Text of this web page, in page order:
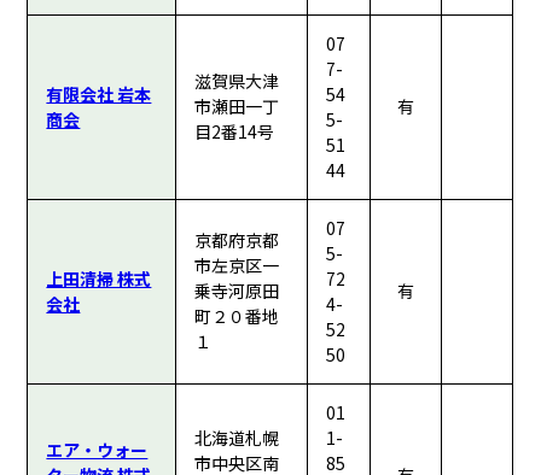
有限会社 岩本
商会
滋賀県大津
市瀬田一丁
目2番14号
07
7-
54
5-
51
44
有
上田清掃 株式
会社
京都府京都
市左京区一
乗寺河原田
町２０番地
１
07
5-
72
4-
52
50
有
エア・ウォー
北海道札幌
市中央区南
01
1-
85